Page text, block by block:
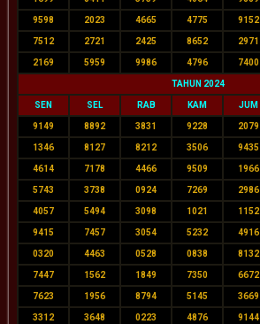
9598 2023 4665 4775 9152
7512 2721 2425 8652 2971
2169 5959 9986 4796 7400
TAHUN 2024
SEN SEL RAB KAM JUM
9149 8892 3831 9228 2079
1346 8127 8212 3506 9435
4614 7178 4466 9509 1966
5743 3738 0924 7269 2986
4057 5494 3098 1021 1152
9415 7457 3054 5232 4916
0320 4463 0528 0838 8132
7447 1562 1849 7350 6672
7623 1956 8794 5145 3669
3312 3648 0223 4876 9144